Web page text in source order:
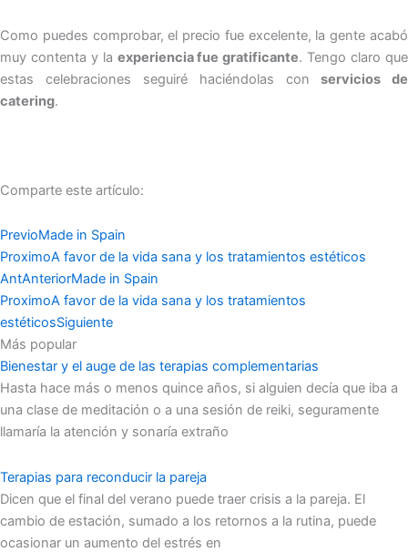
Como puedes comprobar, el precio fue excelente, la gente acabó
muy contenta y la experiencia fue gratificante. Tengo claro que
estas celebraciones seguiré haciéndolas con servicios de
catering.
Comparte este artículo:
PrevioMade in Spain
ProximoA favor de la vida sana y los tratamientos estéticos
AntAnteriorMade in Spain
ProximoA favor de la vida sana y los tratamientos
estéticosSiguiente
Más popular
Bienestar y el auge de las terapias complementarias
Hasta hace más o menos quince años, si alguien decía que iba a
una clase de meditación o a una sesión de reiki, seguramente
llamaría la atención y sonaría extraño
Terapias para reconducir la pareja
Dicen que el final del verano puede traer crisis a la pareja. El
cambio de estación, sumado a los retornos a la rutina, puede
ocasionar un aumento del estrés en